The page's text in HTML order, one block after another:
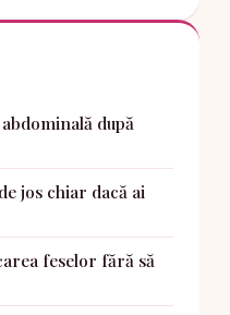
după
jos chiar dacă ai
feselor fără să